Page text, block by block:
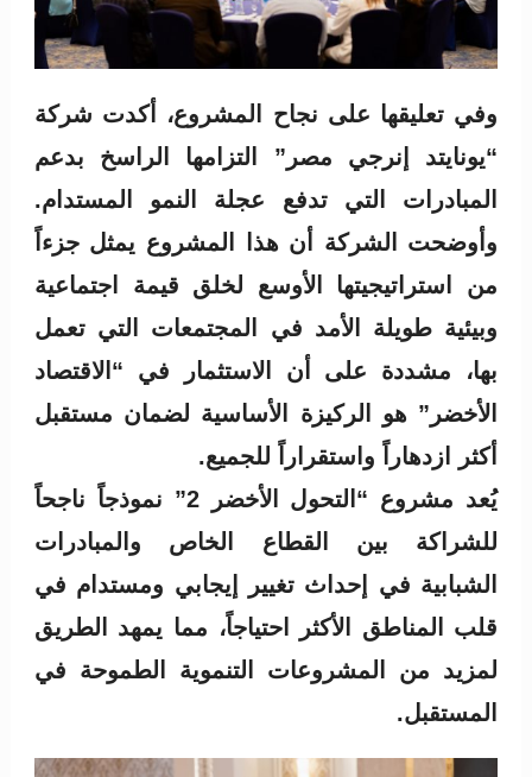
وفي تعليقها على نجاح المشروع، أكدت شركة
“يونايتد إنرجي مصر” التزامها الراسخ بدعم
المبادرات التي تدفع عجلة النمو المستدام.
وأوضحت الشركة أن هذا المشروع يمثل جزءاً
من استراتيجيتها الأوسع لخلق قيمة اجتماعية
وبيئية طويلة الأمد في المجتمعات التي تعمل
بها، مشددة على أن الاستثمار في “الاقتصاد
الأخضر” هو الركيزة الأساسية لضمان مستقبل
أكثر ازدهاراً واستقراراً للجميع.
يُعد مشروع “التحول الأخضر 2” نموذجاً ناجحاً
للشراكة بين القطاع الخاص والمبادرات
الشبابية في إحداث تغيير إيجابي ومستدام في
قلب المناطق الأكثر احتياجاً، مما يمهد الطريق
لمزيد من المشروعات التنموية الطموحة في
المستقبل.